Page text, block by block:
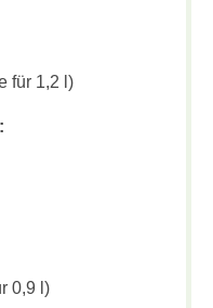
für 1,2 l)
0,9 l)